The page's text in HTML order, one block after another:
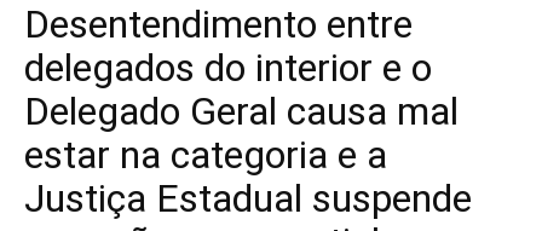
Desentendimento entre
delegados do interior e o
Delegado Geral causa mal
estar na categoria e a
Justiça Estadual suspende